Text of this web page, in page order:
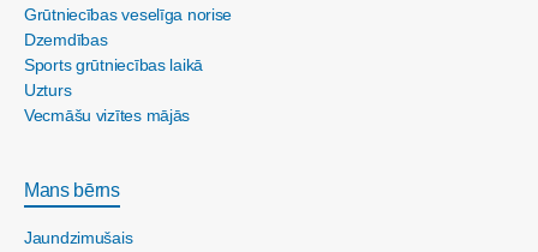
Grūtniecības veselīga norise
Dzemdības
Sports grūtniecības laikā
Uzturs
Vecmāšu vizītes mājās
Mans bērns
Jaundzimušais